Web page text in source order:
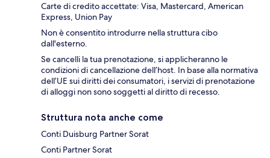
Carte di credito accettate: Visa, Mastercard, American
Express, Union Pay
Non è consentito introdurre nella struttura cibo
dall'esterno.
Se cancelli la tua prenotazione, si applicheranno le
condizioni di cancellazione dell’host. In base alla normativa
dell’UE sui diritti dei consumatori, i servizi di prenotazione
di alloggi non sono soggetti al diritto di recesso.
Struttura nota anche come
Conti Duisburg Partner Sorat
Conti Partner Sorat